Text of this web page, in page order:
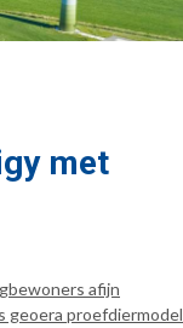
met
afijn
geoera proefdiermodel